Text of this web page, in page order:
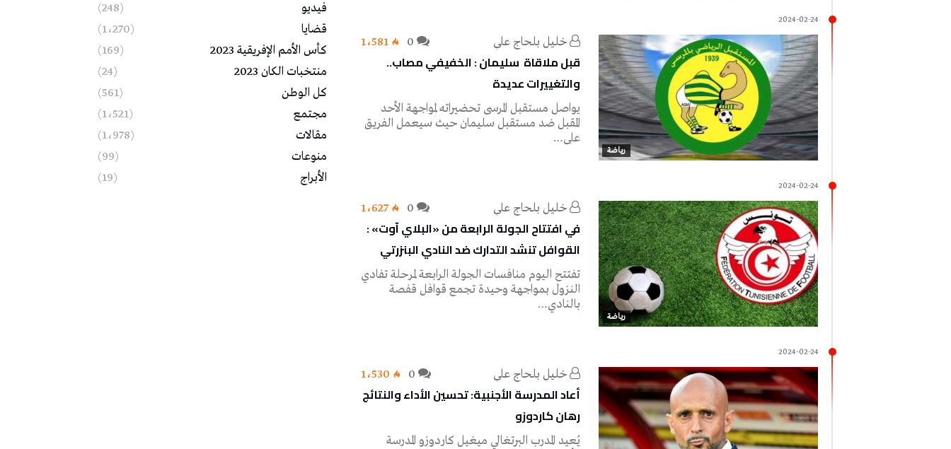
2024-02-24
رياضة
خليل‭ ‬بلحاج‭ ‬علي 1٬581
قبل ملاقاة سليمان : الخفيفي مصاب..
والتغييرات عديدة
يواصل مستقبل المرسى تحضيراته لمواجهة الأحد
المقبل ضد مستقبل سليمان حيث سيعمل الفريق
على…
2024-02-24
رياضة
خليل‭ ‬بلحاج‭ ‬علي 1٬627
في افتتاح الجولة الرابعة من «البلاي آوت» :
القوافل تنشد التدارك ضد النادي البنزرتي
تفتتح اليوم منافسات الجولة الرابعة لمرحلة تفادي
النزول بمواجهة وحيدة تجمع قوافل قفصة
بالنادي…
2024-02-24
خليل‭ ‬بلحاج‭ ‬علي 1٬530
أعاد المدرسة الأجنبية: تحسين الأداء والنتائج
رهان كاردوزو
يُعيد‭ ‬المدرب‭ ‬البرتغالي‭ ‬ميغيل‭ ‬كاردوزو‭ ‬المدرسة‭
فيديو
(248)
قضايا
(1٬270)
كأس الأمم الإفريقية 2023
(169)
منتخبات الكان 2023
(24)
كل الوطن
(561)
مجتمع
(1٬521)
مقالات
(1٬978)
منوعات
(99)
الأبراج
(19)